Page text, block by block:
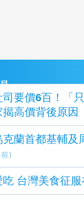
要價6百！「
高價背後原因
克蘭首都基輔
)
大馬人也愛吃 台灣美